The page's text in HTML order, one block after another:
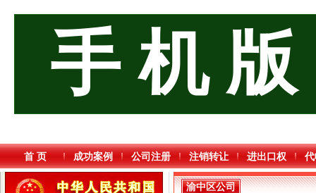
手 机 版
首 页 成功案例 公司注册 注销转让 进出口权
渝中区公司